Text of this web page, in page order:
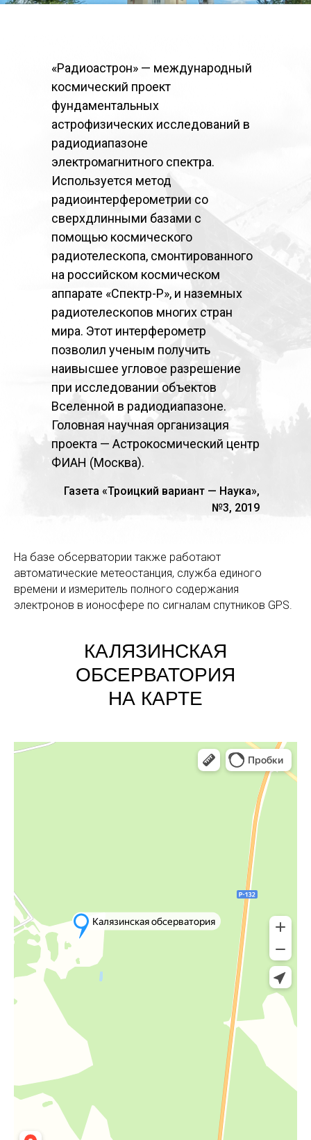
«Радиоастрон» — международный
космический проект
фундаментальных
астрофизических исследований в
радиодиапазоне
электромагнитного спектра.
Используется метод
радиоинтерферометрии со
сверхдлинными базами с
помощью космического
радиотелескопа, смонтированного
на российском космическом
аппарате «Спектр-Р», и наземных
радиотелескопов многих стран
мира. Этот интерферометр
позволил ученым получить
наивысшее угловое разрешение
при исследовании объектов
Вселенной в радиодиапазоне.
Головная научная организация
проекта — Астрокосмический центр
ФИАН (Москва).
Газета «Троицкий вариант — Наука»,
№3, 2019
На базе обсерватории также работают
автоматические метеостанция, служба единого
времени и измеритель полного содержания
электронов в ионосфере по сигналам спутников GPS.
КАЛЯЗИНСКАЯ
ОБСЕРВАТОРИЯ
НА КАРТЕ